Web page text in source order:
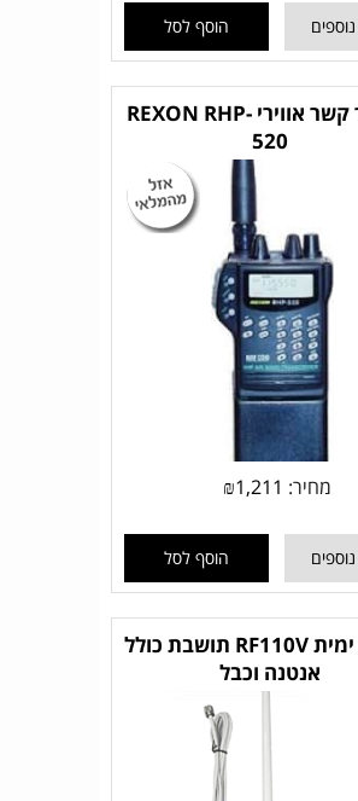
הוסף לסל
מכשיר קשר אווירי REXON RHP-
520
מחיר: ₪1,211
הוסף לסל
אנטנה ימית RF110V תושבת כולל
אנטנה וכבל